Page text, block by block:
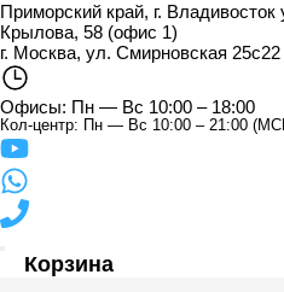
Приморский край, г. Владивосток
Крылова, 58 (офис 1)
г. Москва, ул. Смирновская 25с22
Офисы: Пн — Вс 10:00 – 18:00
Кол-центр: Пн — Вс 10:00 – 21:00
Корзина